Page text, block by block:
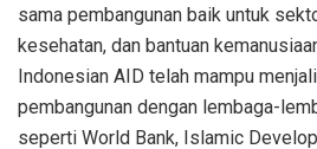
sama pembangunan baik untuk
kesehatan, dan bantuan
Indonesian AID telah mampu
pembangunan dengan lembaga-
seperti World Bank, Islamic